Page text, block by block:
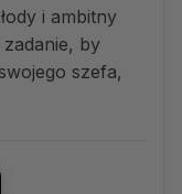
i ambitny
by
szefa,